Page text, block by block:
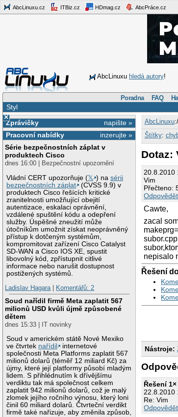
AbcLinuxu.cz ITBiz.cz HDmag.cz AbcPráce.cz
AbcLinuxu hledá autory!
Poradna FAQ
Styl
×
napište »
Zprávičky
inzerujte »
Pracovní nabídky
Série bezpečnostních záplat v
produktech Cisco
dnes 16:00 | Bezpečnostní upozornění
Vládní CERT upozorňuje (𝕏 ) nasérii
bezpečnostních záplat
(CVSS 9.9) v
produktech Cisco řešících kritické
zranitelnosti umožňující obejití
autentizace, eskalaci oprávnění,
vzdálené spuštění kódu a odepření
služby. Úspěšné zneužití může
útočníkům umožnit získat neoprávněný
přístup k dotčeným systémům,
kompromitovat zařízení Cisco Catalyst
SD-WAN a Cisco IOS XE, spustit
libovolný kód, zpřístupnit citlivé
informace nebo narušit dostupnost
postižených systémů.
Ladislav Hagara| Komentářů: 2
Soud nařídil firmě Meta zaplatit 567
milionů USD kvůli újmě způsobené
dětem
dnes 15:33 | IT novinky
Soud v americkém státě Nové Mexiko
ve čtvrtek nařídil
internetové
společnosti Meta Platforms zaplatit 567
milionů dolarů (téměř 12 miliard Kč) za
újmy, které její platformy působí mladým
lidem. S přihlédnutím k dřívějšímu
verdiktu tak má společnost celkem
zaplatit 942 milionů dolarů, což je malý
zlomek jejího ročního výnosu, který loni
činil 60 miliard dolarů. Čtvrteční verdikt
firmě také nařizuje, aby změnila způsob,
AbcLinuxu:/
Štítky:
Dotaz:
20.8.2010
Vim
Přečteno:
Odpovědět
Cawte,
zacal
nepisalo
Řešení
Nástroje:
Řešení 1×
22.8.2010
Re: Vim
Odpovědět